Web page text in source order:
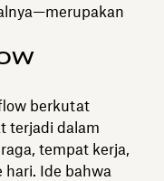
berkutat
terjadi dalam
tempat kerja,
hari. Ide bahwa